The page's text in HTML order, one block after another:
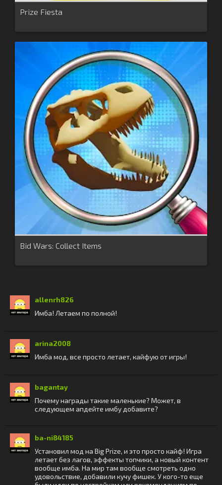
Prize Fiesta
Bid Wars: Collect Items
allenrh826
Имба! Летаем по полной!
arina2008
Имба мод, все просто летает, кайфую от игры!
bagantay
Почему награды такие маленькие? Может, в
следующем апдейте имбу добавите?
ba-ni84185
Установил мод на Big Prize, и это просто кайф! Игра
летает без лагов, эффекты топчики, а новый контент
вообще имба. На мир там вообще смотреть одно
удовольствие, добавили кучу фишек. У кого-то еще